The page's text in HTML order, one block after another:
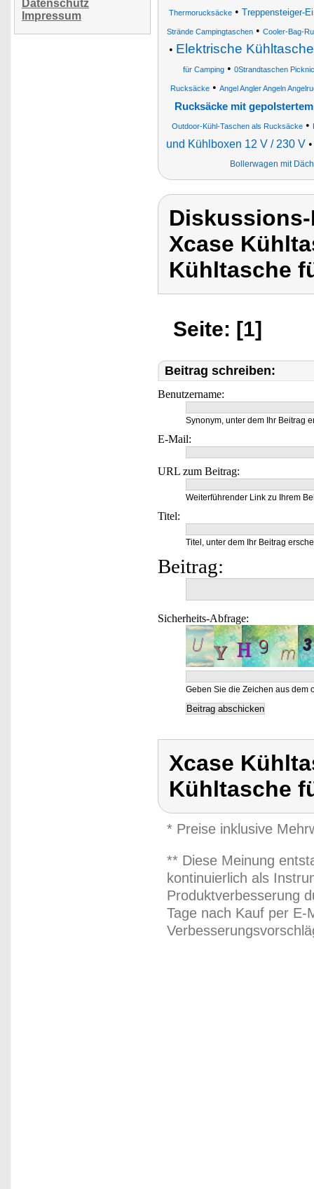
Datenschutz
Impressum
Thermorucksäcke • Treppensteiger-
Strände Campingtaschen• Cooler-Bag-
• Elektrische
für Camping • 0Strandtaschen
Rucksäcke• Angel Angler Angeln
Rucksäcke mit
Outdoor-Kühl-Taschen als Rucksäcke•
und Kühlboxen 12 V / 230 V
Bollerwagen mit
Xcase
Kühltasche
Seite: [1]
Beitrag schreiben:
Benutzername:
Synonym, unter dem Ihr Beitrag
E-Mail:
URL zum Beitrag:
Weiterführender Link zu Ihrem
Titel:
Titel, unter dem Ihr Beitrag
Beitrag:
Sicherheits-Abfrage:
Geben Sie die Zeichen aus dem
Xcase
Kühltasche
* Preise inklusive
** Diese Meinung
kontinuierlich als
Produktverbesserung
Tage nach Kauf per E-